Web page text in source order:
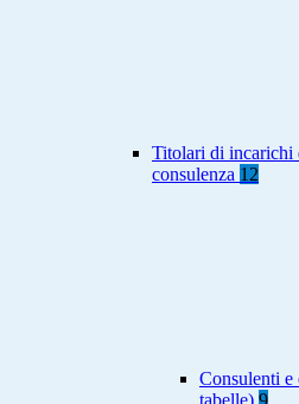
Titolari di incarichi
consulenza 12
Consulenti e